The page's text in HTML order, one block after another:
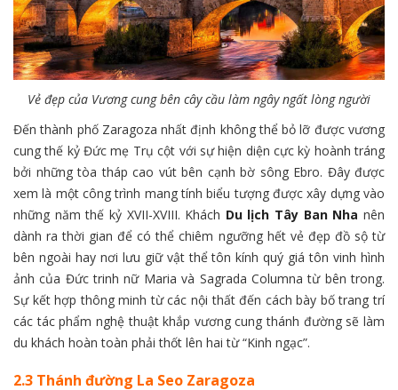
Vẻ đẹp của Vương cung bên cây cầu làm ngây ngất lòng người
Đến thành phố Zaragoza nhất định không thể bỏ lỡ được vương
cung thế kỷ Đức mẹ Trụ cột với sự hiện diện cực kỳ hoành tráng
bởi những tòa tháp cao vút bên cạnh bờ sông Ebro. Đây được
xem là một công trình mang tính biểu tượng được xây dựng vào
những năm thế kỷ XVII-XVIII. Khách Du lịch Tây Ban Nha nên
dành ra thời gian để có thể chiêm ngưỡng hết vẻ đẹp đồ sộ từ
bên ngoài hay nơi lưu giữ vật thể tôn kính quý giá tôn vinh hình
ảnh của Đức trinh nữ Maria và Sagrada Columna từ bên trong.
Sự kết hợp thông minh từ các nội thất đến cách bày bố trang trí
các tác phẩm nghệ thuật khắp vương cung thánh đường sẽ làm
du khách hoàn toàn phải thốt lên hai từ “Kinh ngạc”.
2.3 Thánh đường La Seo Zaragoza